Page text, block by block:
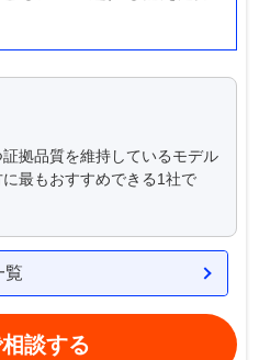
拠品質を維持しているモデル
最もおすすめできる1社で
覧
談する